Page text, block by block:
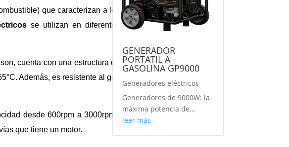
que caracterizan a los
se utilizan en diferentes
cuenta con una estructura de
Además, es resistente al gas
desde 600rpm a 3000rpm-.
que tiene un motor.
GENERADOR
PORTATIL A
GASOLINA GP9000
Generadores eléctricos
Generadores de 9000W: la
máxima potencia de...
leer más